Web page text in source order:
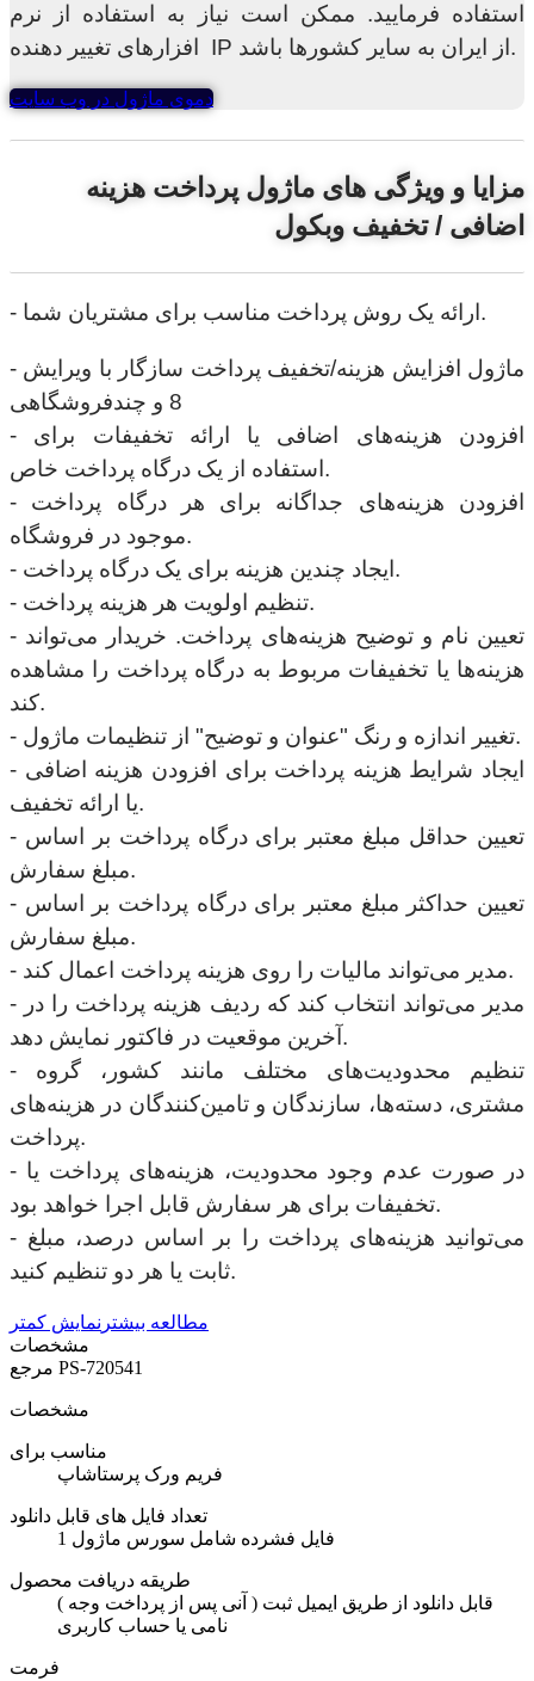
استفاده فرمایید. ممکن است نیاز به استفاده از نرم
افزارهای تغییر دهنده IP از ایران به سایر کشورها باشد.
دموی ماژول در وب سایت
مزایا و ویژگی های ماژول پرداخت هزینه
اضافی / تخفیف وبکول
- ارائه یک روش پرداخت مناسب برای مشتریان شما.
- ماژول افزایش هزینه/تخفیف پرداخت سازگار با ویرایش
8 و چندفروشگاهی
- افزودن هزینه‌های اضافی یا ارائه تخفیفات برای
استفاده از یک درگاه پرداخت خاص.
- افزودن هزینه‌های جداگانه برای هر درگاه پرداخت
موجود در فروشگاه.
- ایجاد چندین هزینه برای یک درگاه پرداخت.
- تنظیم اولویت هر هزینه پرداخت.
- تعیین نام و توضیح هزینه‌های پرداخت. خریدار می‌تواند
هزینه‌ها یا تخفیفات مربوط به درگاه پرداخت را مشاهده
کند.
- تغییر اندازه و رنگ "عنوان و توضیح" از تنظیمات ماژول.
- ایجاد شرایط هزینه پرداخت برای افزودن هزینه اضافی
یا ارائه تخفیف.
- تعیین حداقل مبلغ معتبر برای درگاه پرداخت بر اساس
مبلغ سفارش.
- تعیین حداکثر مبلغ معتبر برای درگاه پرداخت بر اساس
مبلغ سفارش.
- مدیر می‌تواند مالیات را روی هزینه پرداخت اعمال کند.
- مدیر می‌تواند انتخاب کند که ردیف هزینه پرداخت را در
آخرین موقعیت در فاکتور نمایش دهد.
- تنظیم محدودیت‌های مختلف مانند کشور، گروه
مشتری، دسته‌ها، سازندگان و تامین‌کنندگان در هزینه‌های
پرداخت.
- در صورت عدم وجود محدودیت، هزینه‌های پرداخت یا
تخفیفات برای هر سفارش قابل اجرا خواهد بود.
- می‌توانید هزینه‌های پرداخت را بر اساس درصد، مبلغ
ثابت یا هر دو تنظیم کنید.
مطالعه بیشتر نمایش کمتر
مشخصات
PS-720541
مشخصات
مناسب برای
فریم ورک پرستاشاپ
تعداد فایل های قابل دانلود
1 فایل فشرده شامل سورس ماژول
طریقه دریافت محصول
( آنی پس از پرداخت وجه ) قابل دانلود از طریق ایمیل ثبت
نامی یا حساب کاربری
فرمت